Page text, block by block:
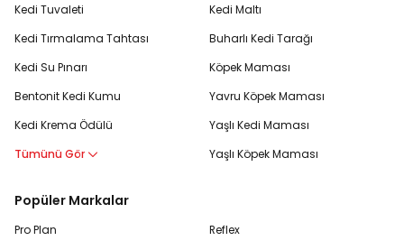
Kedi Tuvaleti
Kedi Tırmalama Tahtası
Kedi Su Pınarı
Bentonit Kedi Kumu
Kedi Krema Ödülü
Tümünü Gör
Kedi Maltı
Buharlı Kedi Tarağı
Köpek Maması
Yavru Köpek Maması
Yaşlı Kedi Maması
Yaşlı Köpek Maması
Popüler Markalar
Pro Plan
Reflex